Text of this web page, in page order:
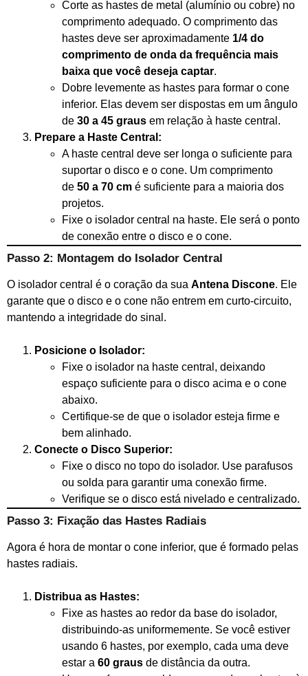
Corte as hastes de metal (alumínio ou cobre) no
comprimento adequado. O comprimento das
hastes deve ser aproximadamente 1/4 do
comprimento de onda da frequência mais
baixa que você deseja captar.
Dobre levemente as hastes para formar o cone
inferior. Elas devem ser dispostas em um ângulo
de 30 a 45 graus em relação à haste central.
Prepare a Haste Central:
A haste central deve ser longa o suficiente para
suportar o disco e o cone. Um comprimento
de 50 a 70 cm é suficiente para a maioria dos
projetos.
Fixe o isolador central na haste. Ele será o ponto
de conexão entre o disco e o cone.
Passo 2: Montagem do Isolador Central
O isolador central é o coração da sua Antena Discone. Ele
garante que o disco e o cone não entrem em curto-circuito,
mantendo a integridade do sinal.
Posicione o Isolador:
Fixe o isolador na haste central, deixando
espaço suficiente para o disco acima e o cone
abaixo.
Certifique-se de que o isolador esteja firme e
bem alinhado.
Conecte o Disco Superior:
Fixe o disco no topo do isolador. Use parafusos
ou solda para garantir uma conexão firme.
Verifique se o disco está nivelado e centralizado.
Passo 3: Fixação das Hastes Radiais
Agora é hora de montar o cone inferior, que é formado pelas
hastes radiais.
Distribua as Hastes:
Fixe as hastes ao redor da base do isolador,
distribuindo-as uniformemente. Se você estiver
usando 6 hastes, por exemplo, cada uma deve
estar a 60 graus de distância da outra.